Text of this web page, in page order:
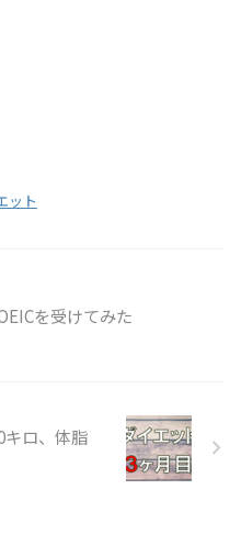
ット
を受けてみた
キロ、体脂